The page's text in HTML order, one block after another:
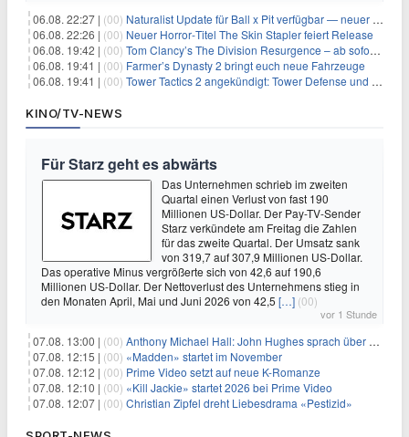
06.08. 22:27 | (00) Naturalist Update für Ball x Pit verfügbar — neuer Content auf allen Plattformen
06.08. 22:26 | (00) Neuer Horror‑Titel The Skin Stapler feiert Release
06.08. 19:42 | (00) Tom Clancy’s The Division Resurgence – ab sofort für euch verfügbar
06.08. 19:41 | (00) Farmer’s Dynasty 2 bringt euch neue Fahrzeuge
06.08. 19:41 | (00) Tower Tactics 2 angekündigt: Tower Defense und Deckbuilding Kombo kehrt zurück
KINO/TV-NEWS
Für Starz geht es abwärts
Das Unternehmen schrieb im zweiten
Quartal einen Verlust von fast 190
Millionen US-Dollar. Der Pay-TV-Sender
Starz verkündete am Freitag die Zahlen
für das zweite Quartal. Der Umsatz sank
von 319,7 auf 307,9 Millionen US-Dollar.
Das operative Minus vergrößerte sich von 42,6 auf 190,6
Millionen US-Dollar. Der Nettoverlust des Unternehmens stieg in
den Monaten April, Mai und Juni 2026 von 42,5 […] (00)
vor 1 Stunde
07.08. 13:00 | (00) Anthony Michael Hall: John Hughes sprach über eine Fortsetzung von 'The Breakfast Club'
07.08. 12:15 | (00) «Madden» startet im November
07.08. 12:12 | (00) Prime Video setzt auf neue K-Romanze
07.08. 12:10 | (00) «Kill Jackie» startet 2026 bei Prime Video
07.08. 12:07 | (00) Christian Zipfel dreht Liebesdrama «Pestizid»